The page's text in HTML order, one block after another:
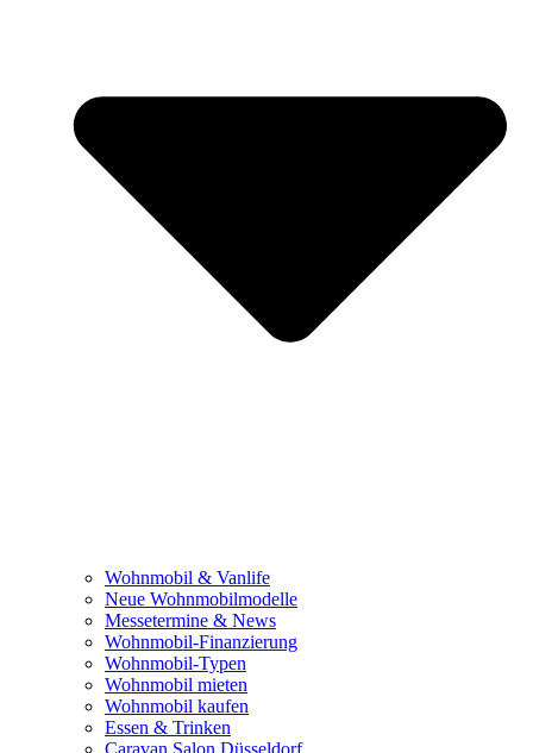
Wohnmobil & Vanlife
Neue Wohnmobilmodelle
Messetermine & News
Wohnmobil-Finanzierung
Wohnmobil-Typen
Wohnmobil mieten
Wohnmobil kaufen
Essen & Trinken
Caravan Salon Düsseldorf